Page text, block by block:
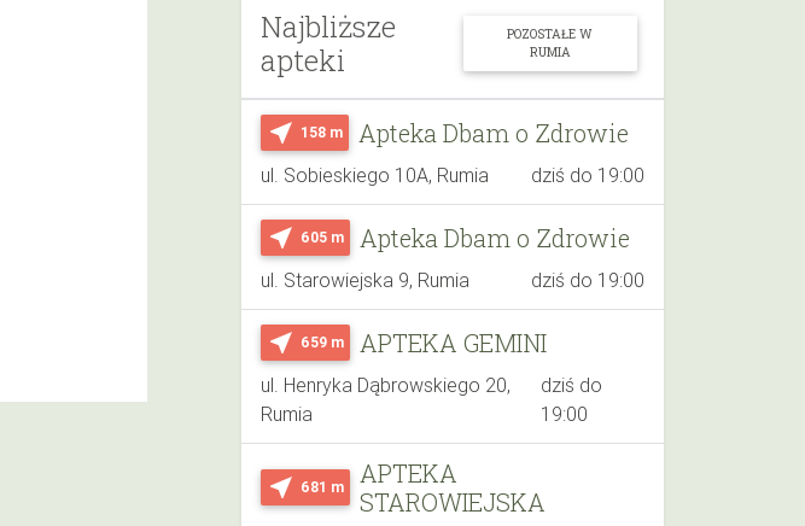
Najbliższe
apteki
POZOSTAŁE W
RUMIA
near_me 158 m Apteka Dbam o Zdrowie
ul. Sobieskiego 10A, Rumia dziś do 19:00
near_me 605 m Apteka Dbam o Zdrowie
ul. Starowiejska 9, Rumia dziś do 19:00
near_me 659 m APTEKA GEMINI
ul. Henryka Dąbrowskiego 20,
Rumia
dziś do
19:00
near_me 681 m
APTEKA
STAROWIEJSKA